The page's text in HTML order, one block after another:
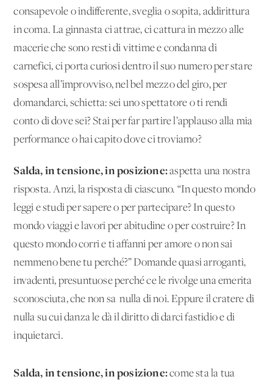
consapevole o indifferente, sveglia o sopita, addirittura
in coma. La ginnasta ci attrae, ci cattura in mezzo alle
macerie che sono resti di vittime e condanna di
carnefici, ci porta curiosi dentro il suo numero per stare
sospesa all’improvviso, nel bel mezzo del giro, per
domandarci, schietta: sei uno spettatore o ti rendi
conto di dove sei? Stai per far partire l’applauso alla mia
performance o hai capito dove ci troviamo?
Salda, in tensione, in posizione:aspetta una nostra
risposta. Anzi, la risposta di ciascuno. “In questo mondo
leggi e studi per sapere o per partecipare? In questo
mondo viaggi e lavori per abitudine o per costruire? In
questo mondo corri e ti affanni per amore o non sai
nemmeno bene tu perché?” Domande quasi arroganti,
invadenti, presuntuose perché ce le rivolge una emerita
sconosciuta, che non sa nulla di noi. Eppure il cratere di
nulla su cui danza le dà il diritto di darci fastidio e di
inquietarci.
Salda, in tensione, in posizione:come sta la tua